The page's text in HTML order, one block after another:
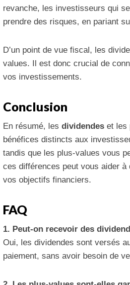
revanche, les investisseurs qui
prendre des risques, en pariant
D’un point de vue fiscal, les
values. Il est donc crucial de
vos investissements.
Conclusion
En résumé, les dividendes et les
bénéfices distincts aux
tandis que les plus-values vous
ces différences peut vous aider à
vos objectifs financiers.
FAQ
1. Peut-on recevoir des
Oui, les dividendes sont versés
paiement, sans avoir besoin de